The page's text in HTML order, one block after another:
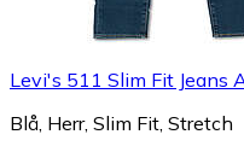
Levi's 511 Slim Fit Jeans
Blå, Herr, Slim Fit, Stretch